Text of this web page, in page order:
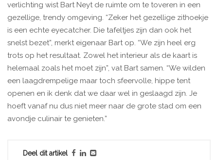
verlichting wist Bart Neyt de ruimte om te toveren in een
gezellige, trendy omgeving. “Zeker het gezellige zithoekje
is een echte eyecatcher. Die tafeltjes zijn dan ook het
snelst bezet”, merkt eigenaar Bart op. “We zijn heel erg
trots op het resultaat. Zowel het interieur als de kaart is
helemaal zoals het moet zijn”, vat Bart samen. “We wilden
een laagdrempelige maar toch sfeervolle, hippe tent
openen en ik denk dat we daar wel in geslaagd zijn. Je
hoeft vanaf nu dus niet meer naar de grote stad om een
avondje culinair te genieten.”
Deel dit artikel